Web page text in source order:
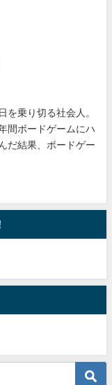
を乗り切る社会人。
間ボードゲームにハ
だ結果、ボードゲー